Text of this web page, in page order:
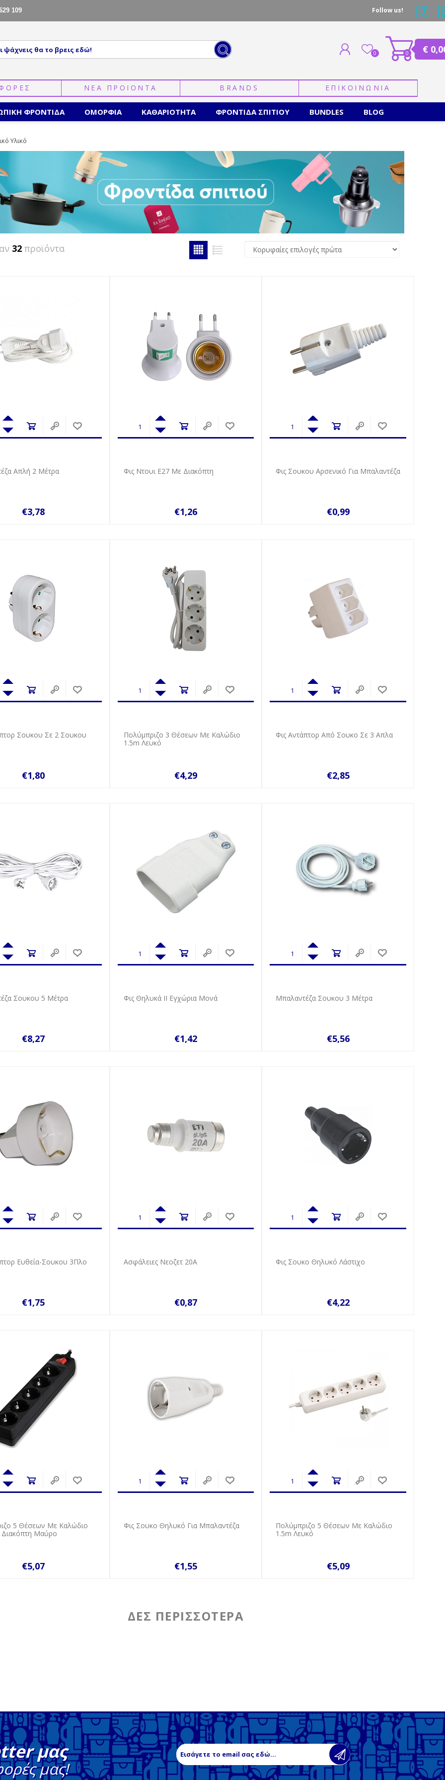
109 Follow us!
ΣΥΝΔΕΣΗ
0 €
0
ΝΕΑ ΠΡΟΙΟΝΤΑ BRANDS ΕΠΙΚΟΙΝΩΝΙΑ
ΦΡΟΝΤΙΔΑ ΟΜΟΡΦΙΑ ΚΑΘΑΡΙΟΤΗΤΑ ΦΡΟΝΤΙΔΑ ΣΠΙΤΙΟΥ BUNDLES BLOG
Υλικό
32 προϊόντα
Απλή 2 Μέτρα
€3,78
Φις Ντουι Ε27 Με Διακόπτη
€1,26
Φις Σουκου Αρσενικό Για Μπαλαντέζα
€0,99
Σουκου Σε 2 Σουκου
€1,80
Πολύμπριζο 3 Θέσεων Με Καλώδιο
1.5m Λευκό
€4,29
Φις Αντάπτορ Από Σουκο Σε 3 Απλα
€2,85
Σουκου 5 Μέτρα
€8,27
Φις Θηλυκά ΙΙ Εγχώρια Μονά
€1,42
Μπαλαντέζα Σουκου 3 Μέτρα
€5,56
Ευθεία-Σουκου 3Πλο
€1,75
Ασφάλειες Νεοζετ 20Α
€0,87
Φις Σουκο Θηλυκό Λάστιχο
€4,22
5 Θέσεων Με Καλώδιο
Διακόπτη Μαύρο
€5,07
Φις Σουκο Θηλυκό Για Μπαλαντέζα
€1,55
Πολύμπριζο 5 Θέσεων Με Καλώδιο
1.5m Λευκό
€5,09
μας
μας!